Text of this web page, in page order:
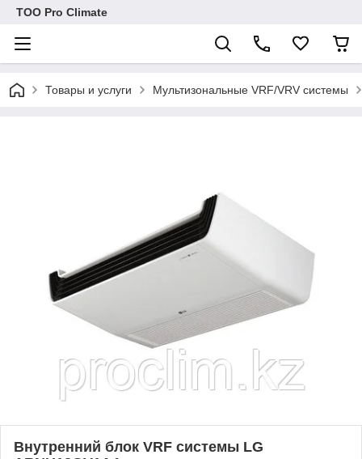
ТОО Pro Climate
Товары и услуги Мультизональные VRF/VRV системы
Внутренний блок VRF системы LG